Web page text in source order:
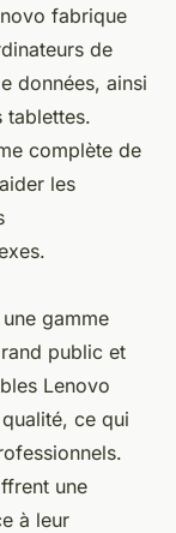
fabrique
de
données, ainsi
tablettes.
complète de
les
gamme
public et
Lenovo
ce qui
une
à leur